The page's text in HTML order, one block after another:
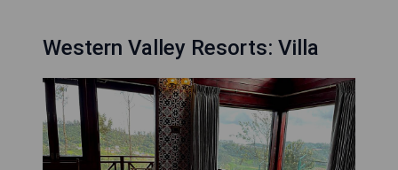
Western Valley Resorts: Villa